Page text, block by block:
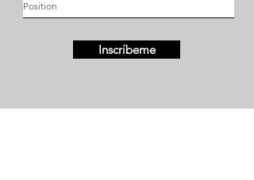
Inscríbeme